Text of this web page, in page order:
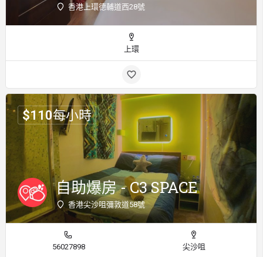
香港上環德輔道西28號
上環
自助爆房 - C3 SPACE
香港尖沙咀彌敦道58號
$110每小時
56027898 尖沙咀